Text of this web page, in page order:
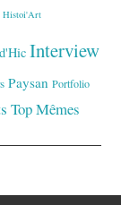
Histoi'Art
Interview
Paysan Portfolio
Top Mêmes